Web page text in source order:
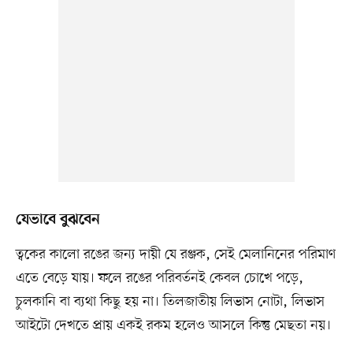
যেভাবে বুঝবেন
ত্বকের কালো রঙের জন্য দায়ী যে রঞ্জক, সেই মেলানিনের পরিমাণ
এতে বেড়ে যায়। ফলে রঙের পরিবর্তনই কেবল চোখে পড়ে,
চুলকানি বা ব্যথা কিছু হয় না। তিলজাতীয় লিভাস নোটা, লিভাস
আইটো দেখতে প্রায় একই রকম হলেও আসলে কিন্তু মেছতা নয়।